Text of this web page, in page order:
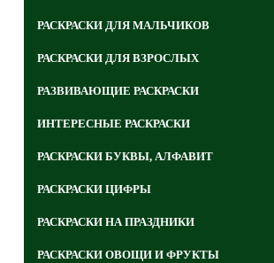
РАСКРАСКИ ДЛЯ МАЛЬЧИКОВ
РАСКРАСКИ ДЛЯ ВЗРОСЛЫХ
РАЗВИВАЮЩИЕ РАСКРАСКИ
ИНТЕРЕСНЫЕ РАСКРАСКИ
РАСКРАСКИ БУКВЫ, АЛФАВИТ
РАСКРАСКИ ЦИФРЫ
РАСКРАСКИ НА ПРАЗДНИКИ
РАСКРАСКИ ОВОЩИ И ФРУКТЫ